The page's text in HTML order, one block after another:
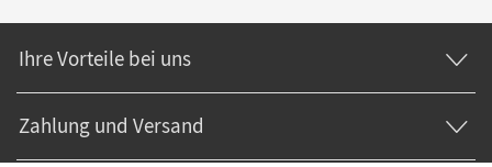
Ihre Vorteile bei uns
Zahlung und Versand